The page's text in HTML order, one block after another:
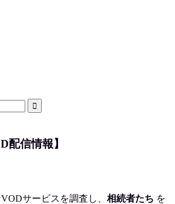
配信情報】
サービスを調査し、 相続者たち を